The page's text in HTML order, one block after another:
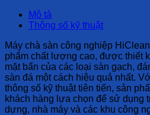
Mô tả
Thông số kỹ thuật
Máy chà sàn công nghiệp
phẩm chất lượng cao, được thiết
mặt bẩn của các loại sàn gạch,
sàn đá một cách hiệu quả nhất.
thông số kỹ thuật tiên tiến, sản
khách hàng lựa chọn để sử dụng
dựng, nhà máy và các khu công